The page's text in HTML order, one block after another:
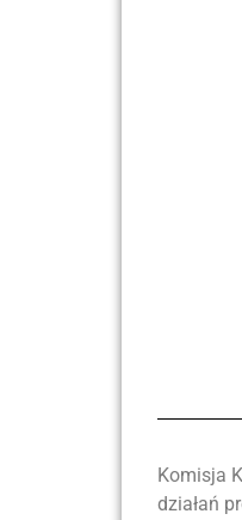
Komisja
działań